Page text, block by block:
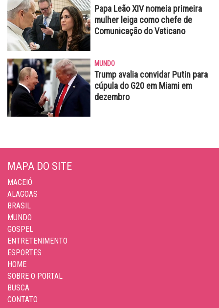
Papa Leão XIV nomeia primeira
mulher leiga como chefe de
Comunicação do Vaticano
MUNDO
Trump avalia convidar Putin para
cúpula do G20 em Miami em
dezembro
MAPA DO SITE
MACEIÓ
ALAGOAS
BRASIL
MUNDO
GOSPEL
ENTRETENIMENTO
ESPORTES
HOME
SOBRE O PORTAL
BUSCA
CONTATO